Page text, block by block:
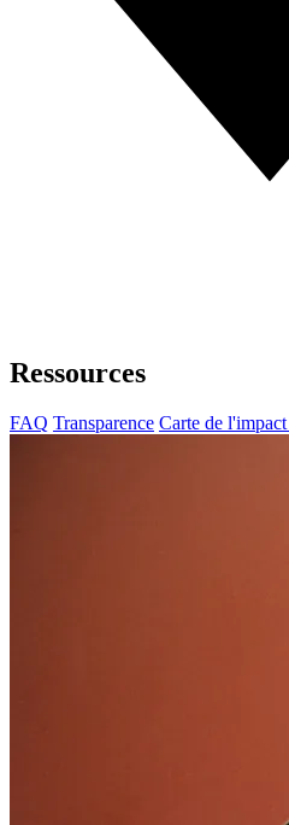
Ressources
FAQ Transparence Carte de l'impact